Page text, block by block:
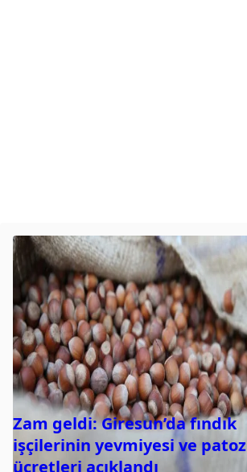
Zam geldi: Giresun’da fındık
işçilerinin yevmiyesi ve patoz
ücretleri açıklandı